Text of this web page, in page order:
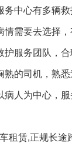
务中心有多辆
情需要去选择，
服务团队，合
熟的司机，熟悉
病人为中心，服
租赁,正规长途